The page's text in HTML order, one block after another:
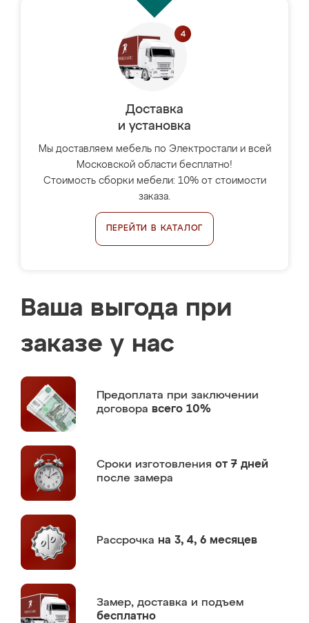
Доставка
и установка
Мы доставляем мебель по Электростали и всей
Московской области бесплатно!
Стоимость сборки мебели: 10% от стоимости
заказа.
ПЕРЕЙТИ В КАТАЛОГ
Ваша выгода при
заказе у нас
Предоплата при заключении
договора всего 10%
Сроки изготовления от 7 дней
после замера
Рассрочка на 3, 4, 6 месяцев
Замер, доставка и подъем
бесплатно